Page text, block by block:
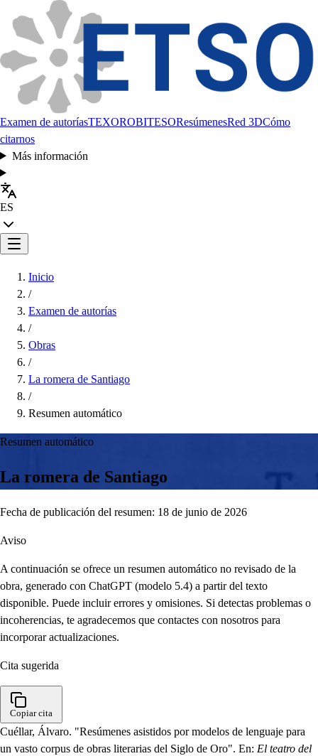
Examen de autoríasTEXOROBITESOResúmenesRed 3DCómo
citarnos
Más información
ES
Inicio
/
Examen de autorías
/
Obras
/
La romera de Santiago
/
Resumen automático
Resumen automático
La romera de Santiago
Fecha de publicación del resumen: 18 de junio de 2026
Aviso
A continuación se ofrece un resumen automático no revisado de la
obra, generado con ChatGPT (modelo 5.4) a partir del texto
disponible. Puede incluir errores y omisiones. Si detectas problemas o
incoherencias, te agradecemos que contactes con nosotros para
incorporar actualizaciones.
Cita sugerida
Copiar cita
Cuéllar, Álvaro. "Resúmenes asistidos por modelos de lenguaje para
un vasto corpus de obras literarias del Siglo de Oro". En: El teatro del